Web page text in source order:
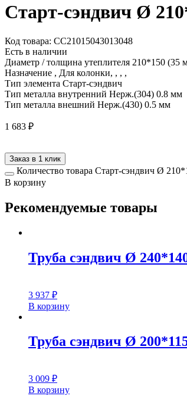
Старт-сэндвич Ø
Код товара: СС21015043013048
Есть в наличии
Диаметр / толщина утеплителя 210*150 (35
Назначение , Для колонки, , , ,
Тип элемента Старт-сэндвич
Тип металла внутренний Нерж.(304) 0.8 мм
Тип металла внешний Нерж.(430) 0.5 мм
1 683 ₽
Заказ в 1 клик
Количество товара Старт-сэндвич Ø
В корзину
Рекомендуемые товары
Труба сэндвич Ø
3 937 ₽
В корзину
Труба сэндвич Ø
3 009 ₽
В корзину